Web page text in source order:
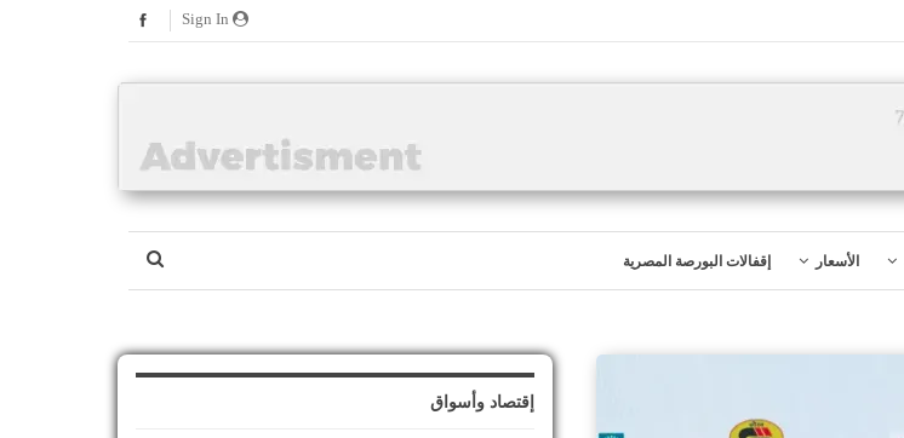
الأسعار إقفالات البورصة المصرية
إقتصاد وأسواق